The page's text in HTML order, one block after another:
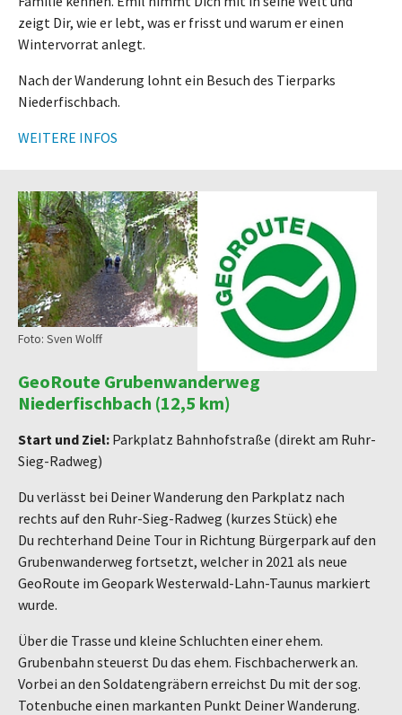
zeigt Dir, wie er lebt, was er frisst und warum er einen
Wintervorrat anlegt.
Nach der Wanderung lohnt ein Besuch des Tierparks
Niederfischbach.
WEITERE INFOS
Foto: Sven Wolff
GeoRoute Grubenwanderweg
Niederfischbach (12,5 km)
Start und Ziel: Parkplatz Bahnhofstraße (direkt am Ruhr-
Sieg-Radweg)
Du verlässt bei Deiner Wanderung den Parkplatz nach
rechts auf den Ruhr-Sieg-Radweg (kurzes Stück) ehe
Du rechterhand Deine Tour in Richtung Bürgerpark auf den
Grubenwanderweg fortsetzt, welcher in 2021 als neue
GeoRoute im Geopark Westerwald-Lahn-Taunus markiert
wurde.
Über die Trasse und kleine Schluchten einer ehem.
Grubenbahn steuerst Du das ehem. Fischbacherwerk an.
Vorbei an den Soldatengräbern erreichst Du mit der sog.
Totenbuche einen markanten Punkt Deiner Wanderung.